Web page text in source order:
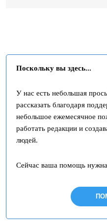
Поскольку вы здесь...
У нас есть небольшая
рассказать благодаря
небольшое ежемесячное
работать редакции и
людей.
Сейчас ваша помощь нужна